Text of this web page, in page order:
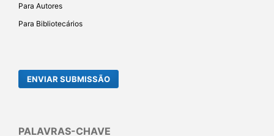
Para Autores
Para Bibliotecários
ENVIAR SUBMISSÃO
PALAVRAS-CHAVE